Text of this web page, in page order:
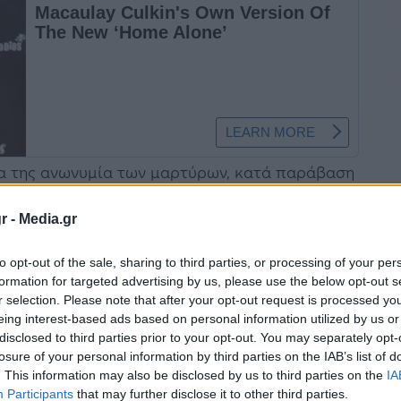
- Media.gr
opt-out of the sale, sharing to third parties, or processing of your
for targeted advertising by us, please use the below opt-out
selection. Please note that after your opt-out request is processed
interest-based ads based on personal information utilized by us
to third parties prior to your opt-out. You may separately
of your personal information by third parties on the IAB’s list of
This information may also be disclosed by us to third parties on the
Participants that may further disclose it to other third parties.
της ανωνυμία των μαρτύρων, κατά παράβαση
μαρτύρων δημοσίου, εκθέτουν τους
στην κυβέρνηση ο βουλευτής του ΣΥΡΙΖΑ.
παγκόσμια θεσμικά κατοχυρωμένη
ανθρώπων “κλειδιών” σε υποθέσεις που
τους και την ζωή των οικογενειών τους.
και της μυθοπλασίας. Στην Ελλάδα,